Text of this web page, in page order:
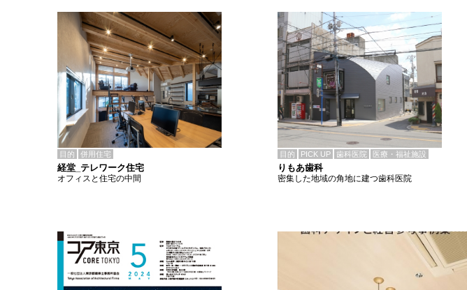
目的 併用住宅
経堂_テレワーク住宅
オフィスと住宅の中間
目的 PICK UP 歯科医院 医療・福祉施設
りもあ歯科
密集した地域の角地に建つ歯科医院